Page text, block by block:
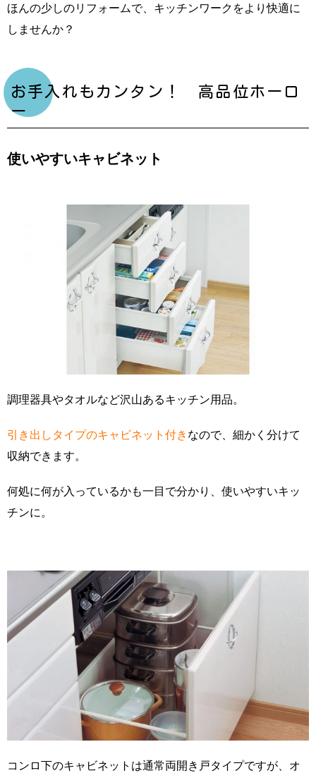
ほんの少しのリフォームで、キッチンワークをより快適に
しませんか？
お手入れもカンタン！ 高品位ホーロ
ー
使いやすいキャビネット
調理器具やタオルなど沢山あるキッチン用品。
引き出しタイプのキャビネット付き なので、細かく分けて
収納できます。
何処に何が入っているかも一目で分かり、使いやすいキッ
チンに。
コンロ下のキャビネットは通常両開き戸タイプですが、オ